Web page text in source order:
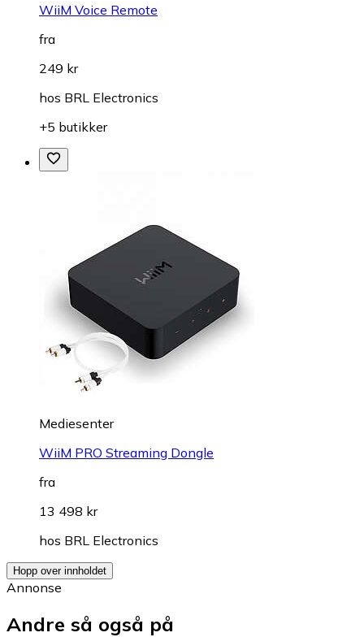
WiiM Voice Remote
fra
249 kr
hos BRL Electronics
+5 butikker
Mediesenter
WiiM PRO Streaming Dongle
fra
13 498 kr
hos BRL Electronics
Hopp over innholdet
Annonse
Andre så også på